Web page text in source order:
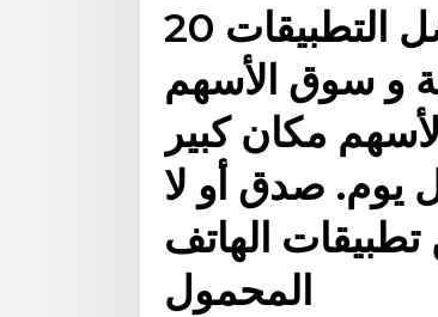
20 كانون الأول (ديسمبر) 2020 افضل التطبيقات
و سوق الأسهم
مكان كبير
يوم. صدق أو لا
الهاتف
المحمول